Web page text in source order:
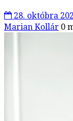
28. októbra
Marian Kollár 0